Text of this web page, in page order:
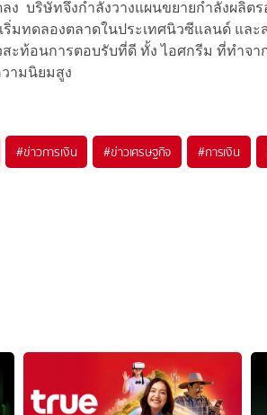
ง บริษัทจึงกำลังวางแผนขยายกำลังผลิตร
ริ่มทดลองตลาดในประเทศนิวซีแลนด์ แล
ะท้อนการตอบรับที่ดี ทั้ง ไอศกรีม ที่ทำจ
ามนิยมสูง
#ข่าวการเงิน #ข่าวเศรษฐกิจ #การเงิน